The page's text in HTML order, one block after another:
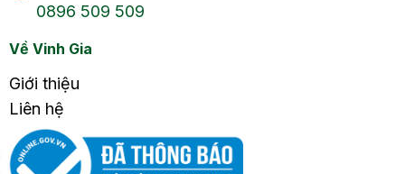
0896 509 509
Về Vinh Gia
Giới thiệu
Liên hệ